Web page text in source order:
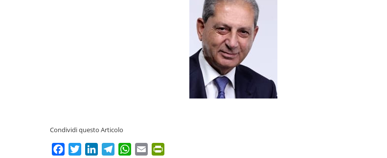
Condividi questo Articolo
FacebookTwitterLinkedInTelegramWhatsApp
Email